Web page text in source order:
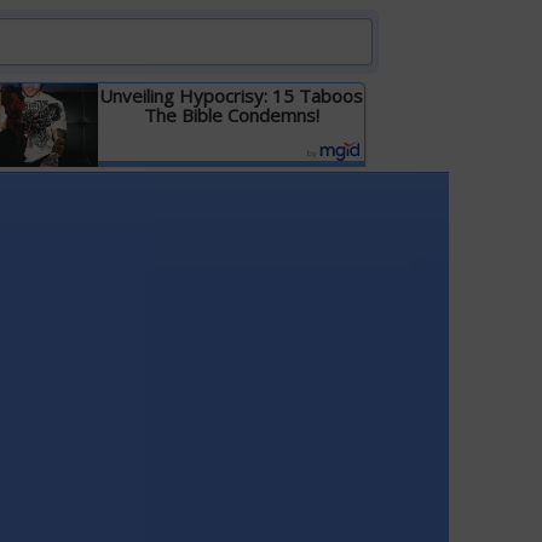
Unveiling Hypocrisy: 15 Taboos
The Bible Condemns!
Детальніше